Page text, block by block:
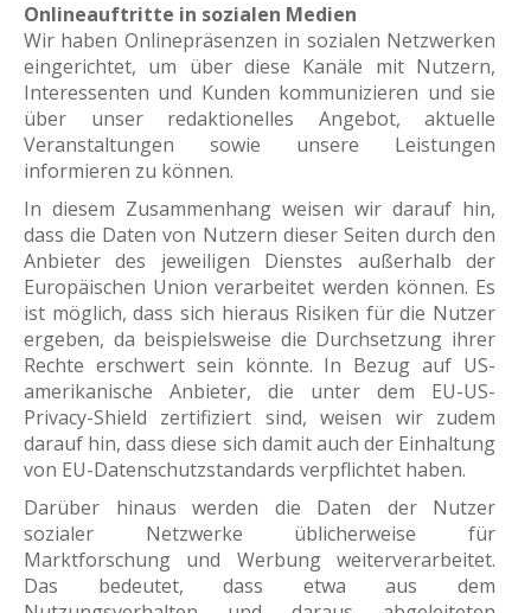
Onlineauftritte in sozialen Medien
Wir haben Onlinepräsenzen in sozialen Netzwerken
eingerichtet, um über diese Kanäle mit Nutzern,
Interessenten und Kunden kommunizieren und sie
über unser redaktionelles Angebot, aktuelle
Veranstaltungen sowie unsere Leistungen
informieren zu können.
In diesem Zusammenhang weisen wir darauf hin,
dass die Daten von Nutzern dieser Seiten durch den
Anbieter des jeweiligen Dienstes außerhalb der
Europäischen Union verarbeitet werden können. Es
ist möglich, dass sich hieraus Risiken für die Nutzer
ergeben, da beispielsweise die Durchsetzung ihrer
Rechte erschwert sein könnte. In Bezug auf US-
amerikanische Anbieter, die unter dem EU-US-
Privacy-Shield zertifiziert sind, weisen wir zudem
darauf hin, dass diese sich damit auch der Einhaltung
von EU-Datenschutzstandards verpflichtet haben.
Darüber hinaus werden die Daten der Nutzer
sozialer Netzwerke üblicherweise für
Marktforschung und Werbung weiterverarbeitet.
Das bedeutet, dass etwa aus dem